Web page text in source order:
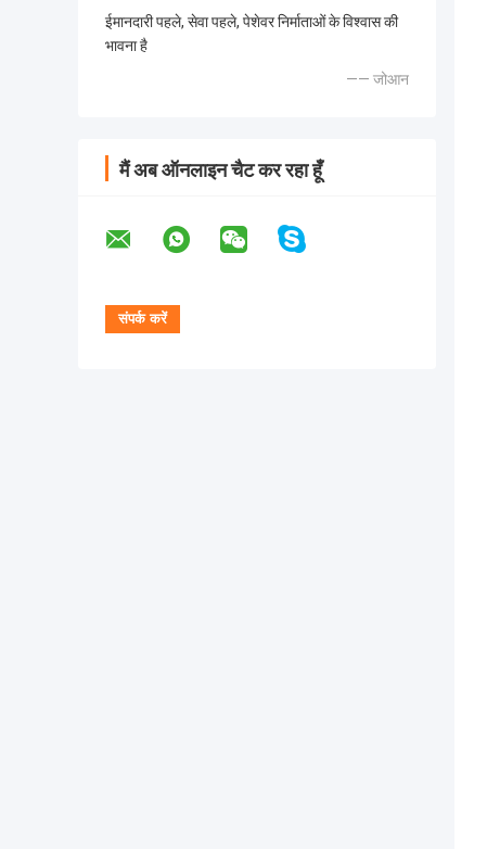
ईमानदारी पहले, सेवा पहले, पेशेवर निर्माताओं के विश्वास की
भावना है
—— जोआन
मैं अब ऑनलाइन चैट कर रहा हूँ